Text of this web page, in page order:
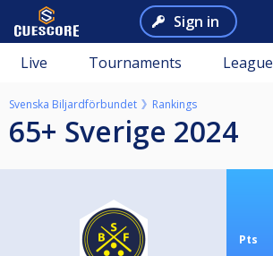
Sign in
Live Tournaments
Svenska Biljardförbundet Rankings
65+ Sverige 2024
Pts